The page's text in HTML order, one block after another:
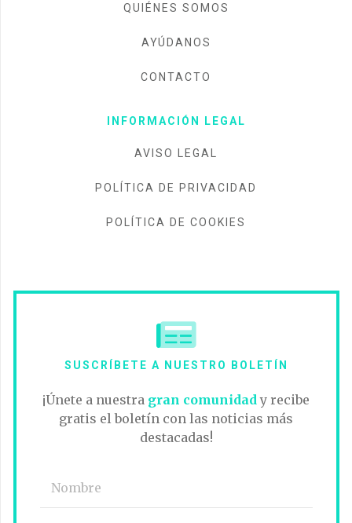
QUIÉNES SOMOS
AYÚDANOS
CONTACTO
INFORMACIÓN LEGAL
AVISO LEGAL
POLÍTICA DE PRIVACIDAD
POLÍTICA DE COOKIES
SUSCRÍBETE A NUESTRO BOLETÍN
¡Únete a nuestra gran comunidad y recibe
gratis el boletín con las noticias más
destacadas!